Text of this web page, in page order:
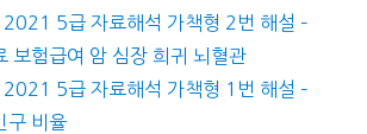
2021 5급 자료해석 가책형 2번 해설 –
보험급여 암 심장 희귀 뇌혈관
2021 5급 자료해석 가책형 1번 해설 –
구 비율